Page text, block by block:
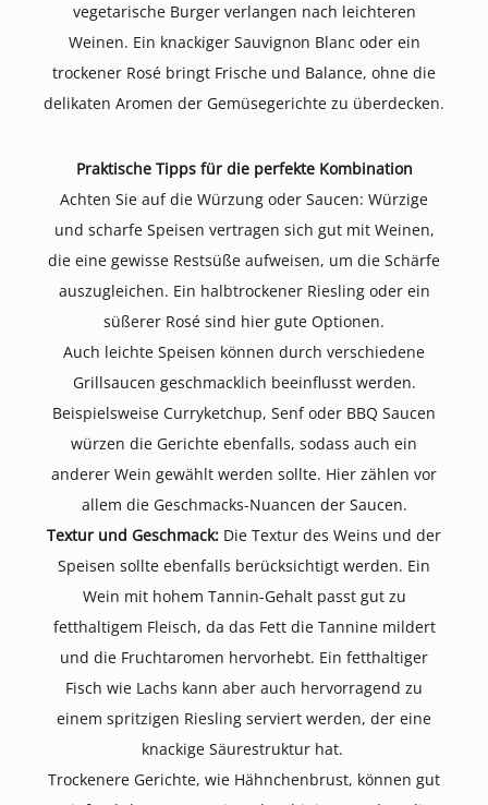
vegetarische Burger verlangen nach leichteren
Weinen. Ein knackiger Sauvignon Blanc oder ein
trockener Rosé bringt Frische und Balance, ohne die
delikaten Aromen der Gemüsegerichte zu überdecken.
Praktische Tipps für die perfekte Kombination
Achten Sie auf die Würzung oder Saucen: Würzige
und scharfe Speisen vertragen sich gut mit Weinen,
die eine gewisse Restsüße aufweisen, um die Schärfe
auszugleichen. Ein halbtrockener Riesling oder ein
süßerer Rosé sind hier gute Optionen.
Auch leichte Speisen können durch verschiedene
Grillsaucen geschmacklich beeinflusst werden.
Beispielsweise Curryketchup, Senf oder BBQ Saucen
würzen die Gerichte ebenfalls, sodass auch ein
anderer Wein gewählt werden sollte. Hier zählen vor
allem die Geschmacks-Nuancen der Saucen.
Textur und Geschmack: Die Textur des Weins und der
Speisen sollte ebenfalls berücksichtigt werden. Ein
Wein mit hohem Tannin-Gehalt passt gut zu
fetthaltigem Fleisch, da das Fett die Tannine mildert
und die Fruchtaromen hervorhebt. Ein fetthaltiger
Fisch wie Lachs kann aber auch hervorragend zu
einem spritzigen Riesling serviert werden, der eine
knackige Säurestruktur hat.
Trockenere Gerichte, wie Hähnchenbrust, können gut